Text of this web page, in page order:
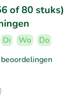
of 80
Di Wo
Do